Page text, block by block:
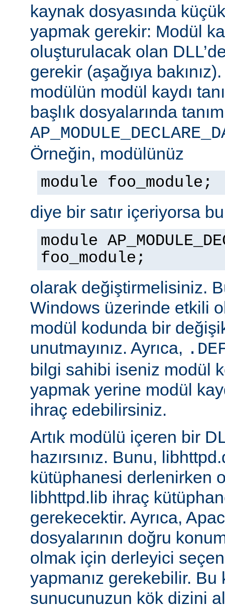
kaynak dosyasında
yapmak gerekir: Modül
oluşturulacak olan
gerekir (aşağıya
modülün modül kaydı
başlık dosyalarında
Örneğin, modülünüz
module foo_module;
diye bir satır içeriyorsa
module
foo_module;
olarak değiştirmelisiniz.
Windows üzerinde etkili
modül kodunda bir
unutmayınız. Ayrıca,
bilgi sahibi iseniz modül
yapmak yerine modül
ihraç edebilirsiniz.
Artık modülü içeren bir
hazırsınız. Bunu,
kütüphanesi derlenirken
libhttpd.lib ihraç
gerekecektir. Ayrıca,
dosyalarının doğru
olmak için derleyici
yapmanız gerekebilir. Bu
sunucunuzun kök dizini